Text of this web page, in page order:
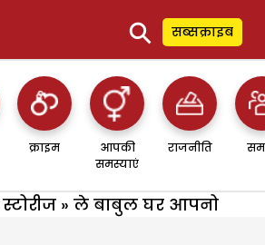
⚲ सब्सक्राइब
क्राइम
आपकी
समस्याएं
राजनीति
» ले बाबुल घर आपनो